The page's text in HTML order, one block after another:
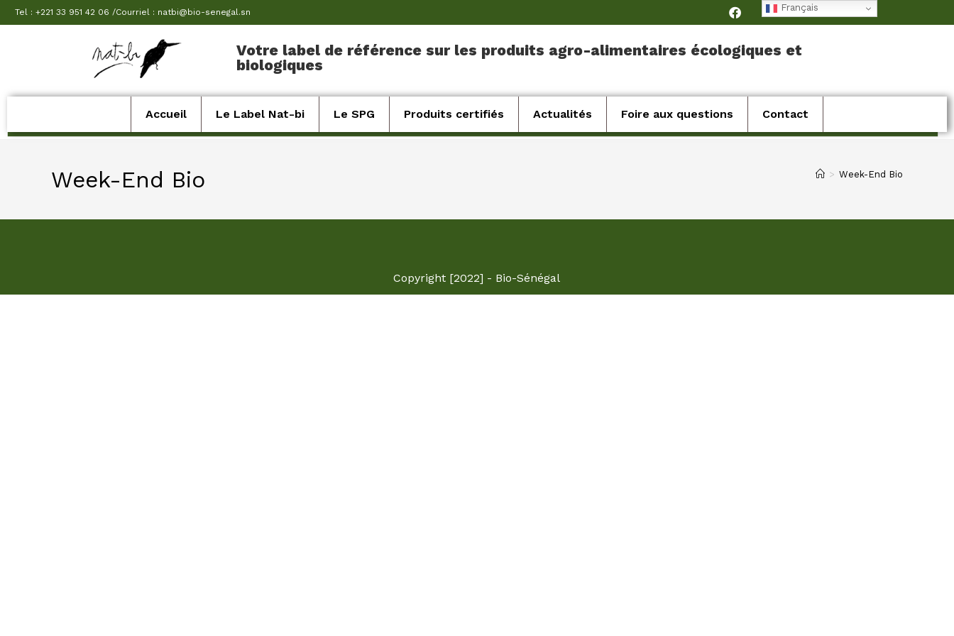
Tel : +221 33 951 42 06 /Courriel : natbi@bio-senegal.sn
Votre label de référence sur les produits agro-alimentaires écologiques et
biologiques
Accueil Le Label Nat-bi Le SPG Produits certifiés Actualités Foire aux questions Contact
Week-End Bio > Week-End Bio
Copyright [2022] - Bio-Sénégal
Français